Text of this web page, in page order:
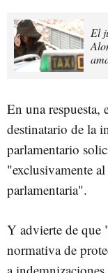
El
En una respuesta,
destinatario de la
parlamentario
"exclusivamente
parlamentaria".
Y advierte de que
normativa de